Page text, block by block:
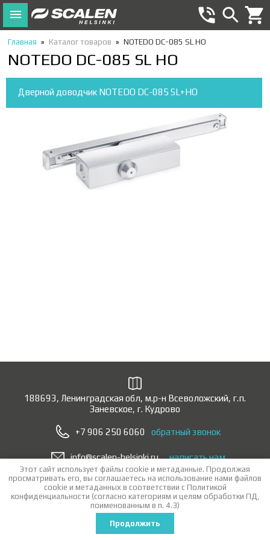
Главная » Каталог товаров » NOTEDO DC-085 SL HO
NOTEDO DC-085 SL HO
Дверной доводчик NOTEDO DC-085 SL+HO
Copyright © 2015 - 2026 «ООО Скален Хельсинки — дверная фурнитура
оптом»
Политика конфиденциальности
Заказ, создание сайта веб студияэксклюзив мегагруп
188693, Ленинградская обл, м.р-н Всеволожский, г.п.
Заневское, г. Кудрово
+7 906 250 6060 обратный звонок
info@scalen-helsinki.ru написать нам
Этот сайт использует файлы cookie и метаданные. Продолжая
просматривать его, вы соглашаетесь на использование нами файлов
cookie и метаданных в соответствии с Политикой
конфиденциальности (согласно категориям и целям обработки ПД,
поименованным в п. 4.3)
Продолжить